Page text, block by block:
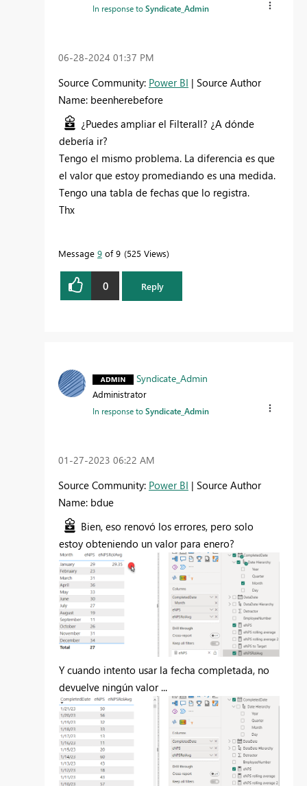
In response toSyndicate_Admin
‎06-28-2024 01:37 PM
Source Community: Power BI | Source Author
Name: beenherebefore
¿Puedes ampliar el Filterall? ¿A dónde
debería ir?
Tengo el mismo problema. La diferencia es que
el valor que estoy promediando es una medida.
Tengo una tabla de fechas que lo registra.
Thx
Message 9 of 9 525 Views
0 Reply
Syndicate_Admin
Administrator
In response toSyndicate_Admin
‎01-27-2023 06:22 AM
Source Community: Power BI | Source Author
Name: bdue
Bien, eso renovó los errores, pero solo
estoy obteniendo un valor para enero?
Y cuando intento usar la fecha completada, no
devuelve ningún valor ...